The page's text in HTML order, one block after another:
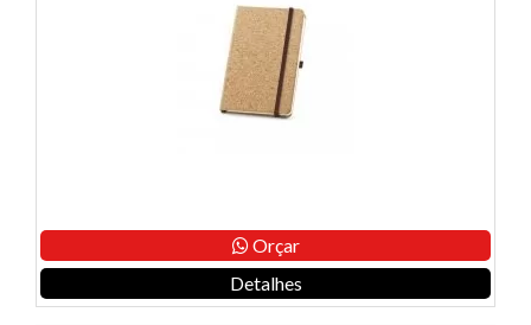
Orçar
Detalhes